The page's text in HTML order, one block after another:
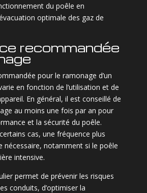
du poêle en
optimale des gaz de
recommandée
pour le ramonage d’un
en fonction de l’utilisation et de
En général, il est conseillé de
au moins une fois par an pour
et la sécurité du poêle.
cas, une fréquence plus
nécessaire, notamment si le poêle
intensive.
permet de prévenir les risques
conduits, d’optimiser la